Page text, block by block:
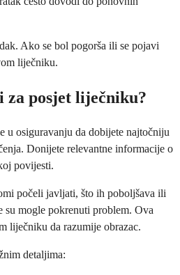
Ako se bol pogorša ili se pojavi
liječniku.
posjet liječniku?
u osiguravanju da dobijete najtočniju
Donijete relevantne informacije o
povijesti.
počeli javljati, što ih poboljšava ili
su mogle pokrenuti problem. Ova
liječniku da razumije obrazac.
detaljima: